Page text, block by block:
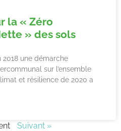
la « Zéro
» des sols
une démarche
sur l’ensemble
et résilience de 2020 a
Suivant »